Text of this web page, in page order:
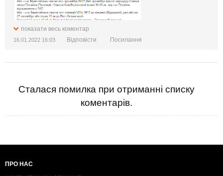
показати весь коментар
16.01.2022 16:03 Відповісти Посилання
Сталася помилка при отриманні списку
коментарів.
ПРО НАС